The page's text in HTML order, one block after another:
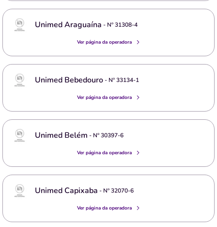
Unimed Araguaína - Nº31308-4
Ver página da operadora
Unimed Bebedouro- Nº33134-1
Ver página da operadora
Unimed Belém - Nº30397-6
Ver página da operadora
Unimed Capixaba - Nº32070-6
Ver página da operadora